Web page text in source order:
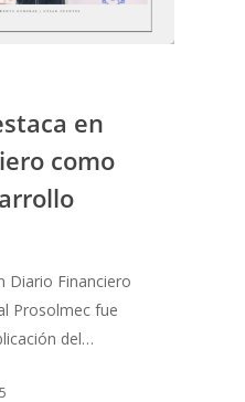
en
como
Diario Financiero
Prosolmec fue
del…